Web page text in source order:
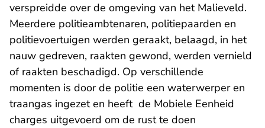
verspreidde over de omgeving van het Malieveld.
Meerdere politieambtenaren, politiepaarden en
politievoertuigen werden geraakt, belaagd, in het
nauw gedreven, raakten gewond, werden vernield
of raakten beschadigd. Op verschillende
momenten is door de politie een waterwerper en
traangas ingezet en heeft de Mobiele Eenheid
charges uitgevoerd om de rust te doen